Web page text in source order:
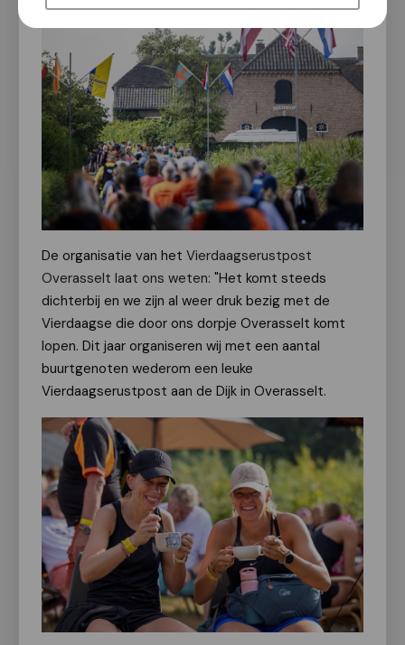
De organisatie van het Vierdaagserustpost
Overasselt laat ons weten: "Het komt steeds
dichterbij en we zijn al weer druk bezig met de
Vierdaagse die door ons dorpje Overasselt komt
lopen. Dit jaar organiseren wij met een aantal
buurtgenoten wederom een leuke
Vierdaagserustpost aan de Dijk in Overasselt.